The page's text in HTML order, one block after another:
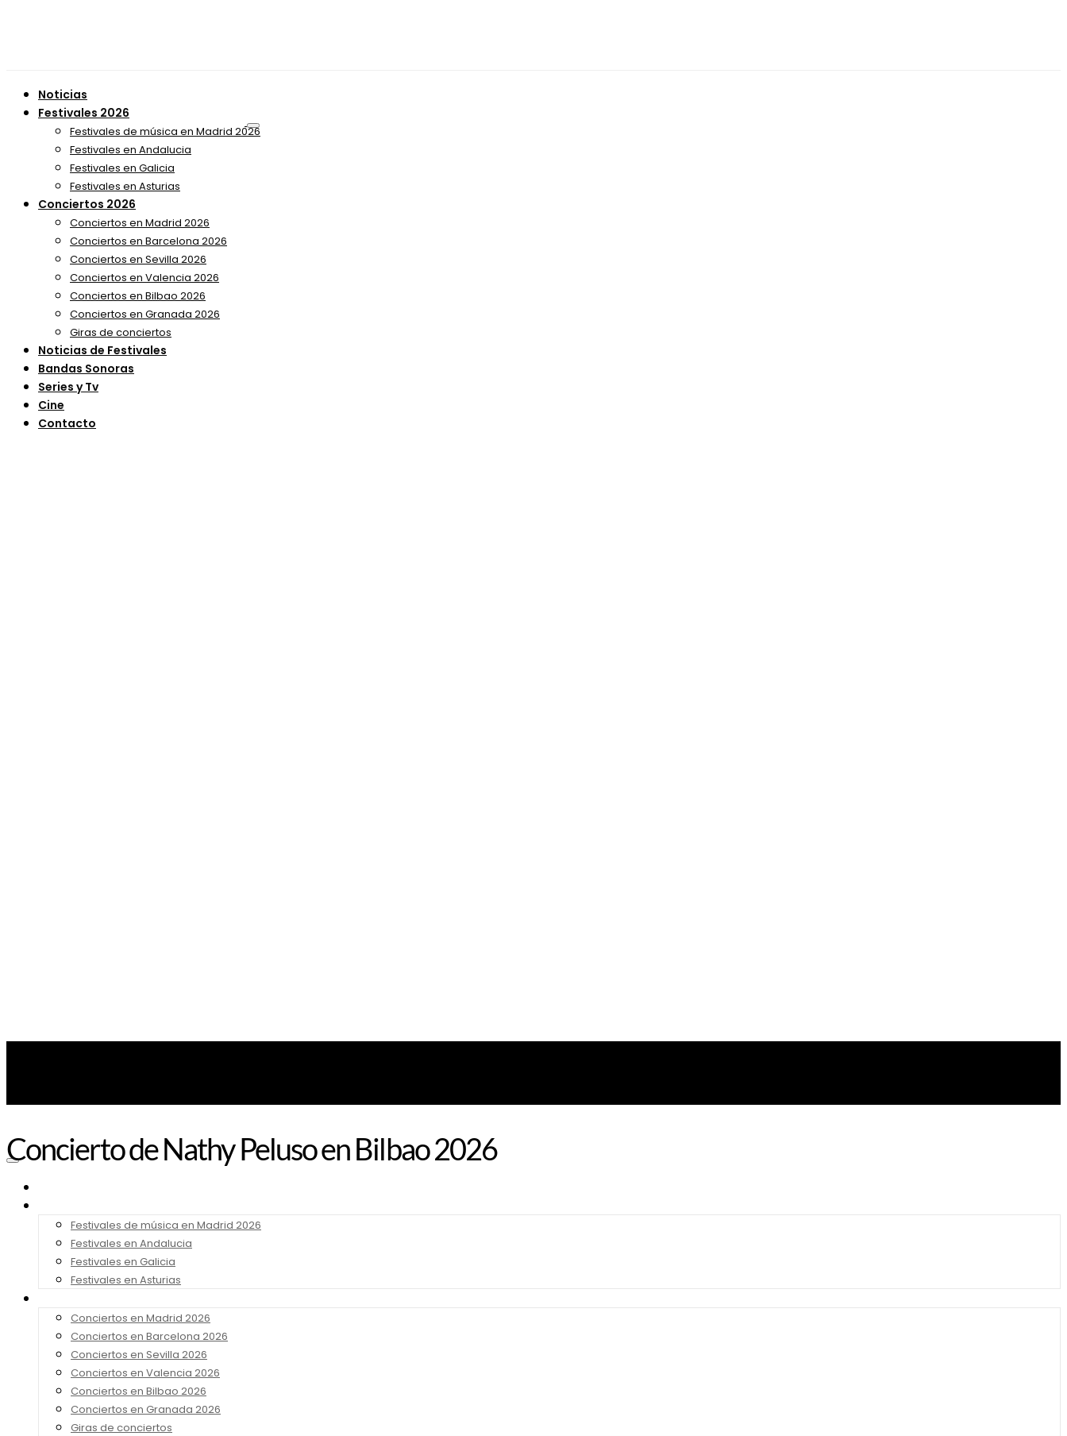
Noticias
Festivales 2026
Festivales de música en Madrid 2026
Festivales en Andalucia
Festivales en Galicia
Festivales en Asturias
Conciertos 2026
Conciertos en Madrid 2026
Conciertos en Barcelona 2026
Conciertos en Sevilla 2026
Conciertos en Valencia 2026
Conciertos en Bilbao 2026
Conciertos en Granada 2026
Giras de conciertos
Noticias de Festivales
Bandas Sonoras
Series y Tv
Cine
Contacto
Festivales de música en Madrid 2026
Festivales en Andalucia
Festivales en Galicia
Festivales en Asturias
Conciertos en Madrid 2026
Conciertos en Barcelona 2026
Conciertos en Sevilla 2026
Conciertos en Valencia 2026
Conciertos en Bilbao 2026
Conciertos en Granada 2026
Giras de conciertos
Concierto de Nathy Peluso en Bilbao 2026